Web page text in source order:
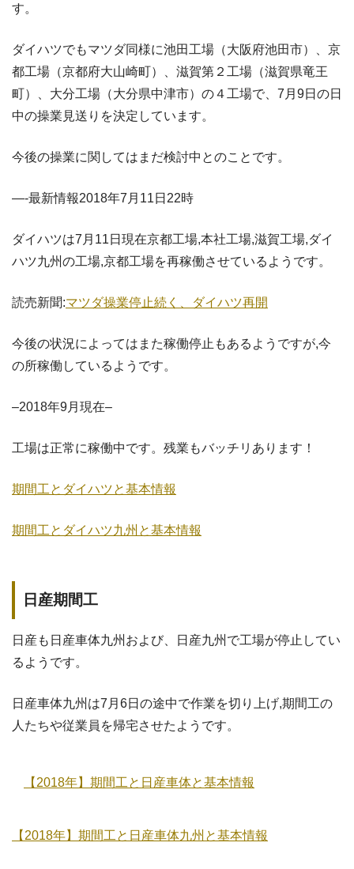
す。
ダイハツでもマツダ同様に池田工場（大阪府池田市）、京
都工場（京都府大山崎町）、滋賀第２工場（滋賀県竜王
町）、大分工場（大分県中津市）の４工場で、7月9日の日
中の操業見送りを決定しています。
今後の操業に関してはまだ検討中とのことです。
—-最新情報2018年7月11日22時
ダイハツは7月11日現在京都工場,本社工場,滋賀工場,ダイ
ハツ九州の工場,京都工場を再稼働させているようです。
読売新聞:マツダ操業停止続く、ダイハツ再開
今後の状況によってはまた稼働停止もあるようですが,今
の所稼働しているようです。
–2018年9月現在–
工場は正常に稼働中です。残業もバッチリあります！
期間工とダイハツと基本情報
期間工とダイハツ九州と基本情報
日産期間工
日産も日産車体九州および、日産九州で工場が停止してい
るようです。
日産車体九州は7月6日の途中で作業を切り上げ,期間工の
人たちや従業員を帰宅させたようです。
【2018年】期間工と日産車体と基本情報
【2018年】期間工と日産車体九州と基本情報